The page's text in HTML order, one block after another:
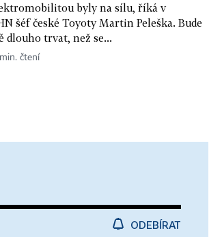
byly na sílu, říká v
šéf české Toyoty Martin Peleška. Bude
dlouho trvat, než se...
čtení
ODEBÍRAT